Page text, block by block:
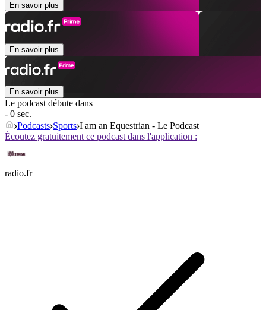
En savoir plus
En savoir plus
En savoir plus
Le podcast débute dans
- 0 sec.
Podcasts Sports I am an Equestrian - Le Podcast
Écoutez gratuitement ce podcast dans l'application :
radio.fr